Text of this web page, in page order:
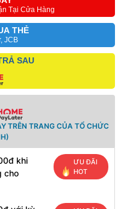
Tại Cửa Hàng
THẺ
JCB
SAU
TRÊN TRANG CỦA TỔ CHỨC
khi
cho
ƯU ĐÃI
HOT